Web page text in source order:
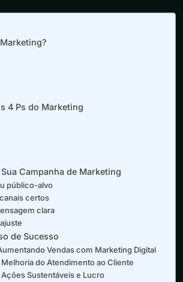
4 Ps do Marketing
Campanha de Marketing
público-alvo
certos
clara
de Sucesso
Vendas com Marketing Digital
do Atendimento ao Cliente
Sustentáveis e Lucro